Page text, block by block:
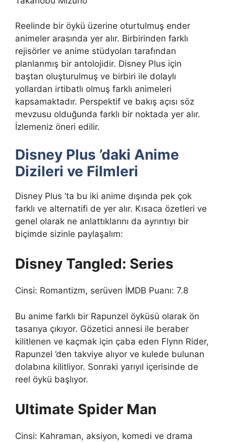
Reelinde bir öykü üzerine oturtulmuş ender
animeler arasında yer alır. Birbirinden farklı
rejisörler ve anime stüdyoları tarafından
planlanmış bir antolojidir. Disney Plus için
baştan oluşturulmuş ve birbiri ile dolaylı
yollardan irtibatlı olmuş farklı animeleri
kapsamaktadır. Perspektif ve bakış açısı söz
mevzusu olduğunda farklı bir noktada yer alır.
İzlemeniz öneri edilir.
Disney Plus ’daki Anime
Dizileri ve Filmleri
Disney Plus ’ta bu iki anime dışında pek çok
farklı ve alternatifi de yer alır. Kısaca özetleri ve
genel olarak ne anlattıklarını da ayrıntıyı bir
biçimde sizinle paylaşalım:
Disney Tangled: Series
Cinsi: Romantizm, serüven İMDB Puanı: 7.8
Bu anime farklı bir Rapunzel öyküsü olarak ön
tasarıya çıkıyor. Gözetici annesi ile beraber
kilitlenen ve kaçmak için çaba eden Flynn Rider,
Rapunzel ’den takviye alıyor ve kulede bulunan
dolabına kilitliyor. Sonraki yarıyıl içerisinde de
reel öykü başlıyor.
Ultimate Spider Man
Cinsi: Kahraman, aksiyon, komedi ve drama